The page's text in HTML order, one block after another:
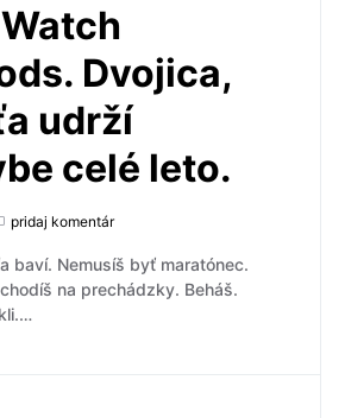
Dvojica,
udrží
celé leto.
pridaj komentár
baví. Nemusíš byť maratónec.
na prechádzky. Beháš.